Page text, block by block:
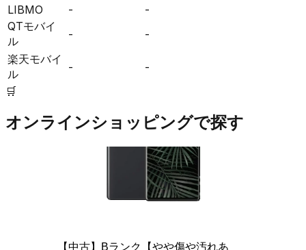
LIBMO
-
-
QTモバイ
ル
-
-
楽天モバイ
ル
-
-
🛒
オンラインショッピングで探す